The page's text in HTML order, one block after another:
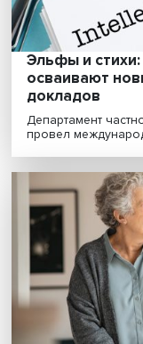
снова
Ветер не
кризису